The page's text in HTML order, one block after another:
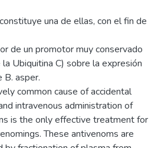
una de ellas, con el fin de
de un promotor muy conservado
Ubiquitina C) sobre la expresión
B. asper.
common cause of accidental
intravenous administration of
is the only effective treatment for
These antivenoms are